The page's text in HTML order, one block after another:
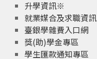
升學資訊※
就業媒合及求職資訊
臺銀學雜費入口網
獎(助)學金專區
學生匯款通知專區